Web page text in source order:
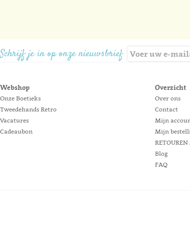
Schrijf je in op onze nieuwsbrief
Webshop
Onze Boetieks
Tweedehands Retro
Vacatures
Cadeaubon
Overzicht
Over ons
Contact
Mijn
Mijn
RETOUREN
Blog
FAQ